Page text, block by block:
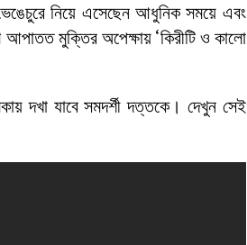
নিয়ে এসেছেন আধুনিক সময়ে এবং
আপাতত মুক্তির অপেক্ষায় ‘কিরীটি ও কালো
দখা যাবে সমদর্শী দত্তকে। দেখুন সেই